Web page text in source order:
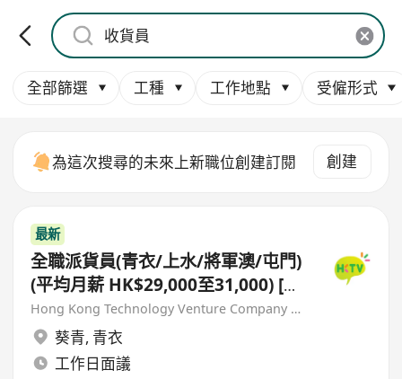
全部篩選 工種 工作地點 受僱形式
為這次搜尋的未來上新職位創建訂閱 創建
最新
全職派貨員(青衣/上水/將軍澳/屯門)
(平均月薪 HK$29,000至31,000) [首
3個月保證派貨津貼$7,000 另有新人
獎金 $8,000#]
Hong Kong Technology Venture Company Limited(HKTV)
葵青, 青衣
工作日面議